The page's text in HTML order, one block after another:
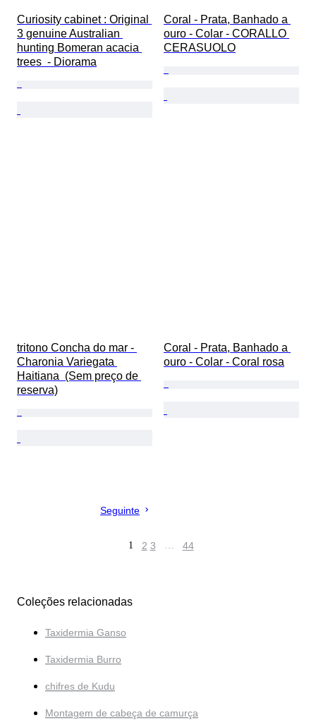
Curiosity cabinet : Original
3 genuine Australian
hunting Bomeran acacia
trees  - Diorama
Coral - Prata, Banhado a
ouro - Colar - CORALLO
CERASUOLO
tritono Concha do mar -
Charonia Variegata
Haitiana  (Sem preço de
reserva)
Coral - Prata, Banhado a
ouro - Colar - Coral rosa
Seguinte
1 2 3 … 44
Coleções relacionadas
Taxidermia Ganso
Taxidermia Burro
chifres de Kudu
Montagem de cabeça de camurça